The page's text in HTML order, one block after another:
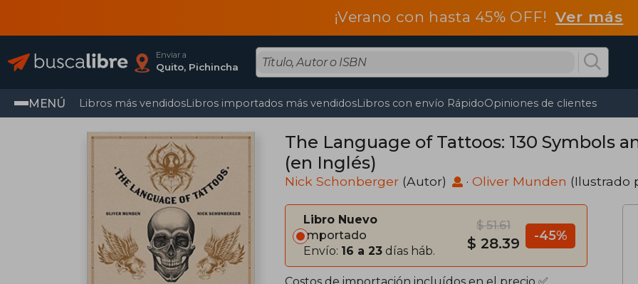
¡Verano con hasta 45% OFF!Ver más
Enviar a
Quito, Pichincha
MENÚ Libros más vendidosLibros importados más vendidosLibros con envío RápidoOpiniones de clientes
The Language of Tattoos: 130 Symbols
(en Inglés)
Nick Schonberger (Autor) · Oliver Munden (Ilustrado
Libro Nuevo
Importado
Envío: 16 a 23 días háb.
$ 51.61
$ 28.39 -45%